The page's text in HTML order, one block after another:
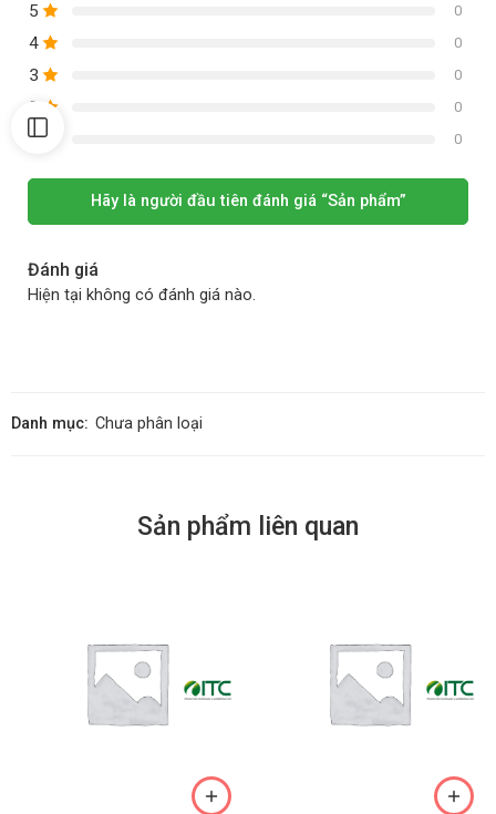
5 0
4 0
3 0
2 0
1 0
Hãy là người đầu tiên đánh giá “Sản phẩm”
Đánh giá
Hiện tại không có đánh giá nào.
Danh mục: Chưa phân loại
Sản phẩm liên quan